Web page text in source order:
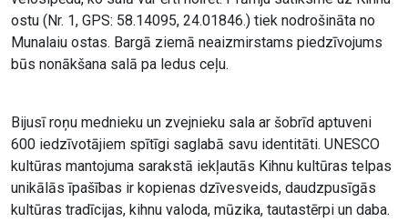
ostu (Nr. 1, GPS: 58.14095, 24.01846.) tiek nodrošināta no
Munalaiu ostas. Bargā ziemā neaizmirstams piedzīvojums
būs nonākšana salā pa ledus ceļu.
Bijusī roņu mednieku un zvejnieku sala ar šobrīd aptuveni
600 iedzīvotājiem spītīgi saglabā savu identitāti. UNESCO
kultūras mantojuma sarakstā iekļautās Kihnu kultūras telpas
unikālās īpašības ir kopienas dzīvesveids, daudzpusīgās
kultūras tradīcijas, kihnu valoda, mūzika, tautastērpi un daba.